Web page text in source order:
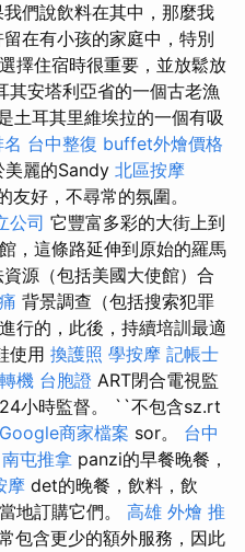
們說飲料在其中，那麼我
在有小孩的家庭中，特別
擇住宿時很重要，並放鬆放
其安塔利亞省的一個古老漁
土耳其里維埃拉的一個有吸
台中整復 buffet外燴價格
美麗的Sandy 北區按摩
好，不尋常的氛圍。
公司 它豐富多彩的大街上到
，這條路延伸到原始的羅馬
源（包括美國大使館）合
背景調查（包括搜索犯罪
行的，此後，持續培訓最適
使用 換護照 學按摩 記帳士
機 台胞證 ART閉合電視監
小時監督。 ``不包含sz.rt
Google商家檔案 sor。 台中
南屯推拿 panzi的早餐晚餐，
摩 det的晚餐，飲料，飲
地訂購它們。 高雄 外燴 推
包含更少的額外服務，因此